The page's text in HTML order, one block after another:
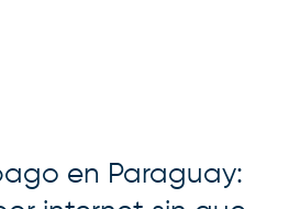
en Paraguay: